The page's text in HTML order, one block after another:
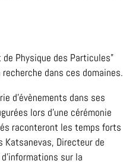
Physique des Particules"
dans ces domaines.
d'évènements dans ses
lors d'une cérémonie
raconteront les temps forts
Katsanevas, Directeur de
sur la